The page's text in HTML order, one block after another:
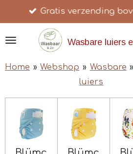
direct
naar
hoofdinhoud
Wasbare luiers
Gratis verzending
Home » Webshop » Wasbare
luiers
»